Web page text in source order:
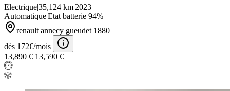
Electrique|35,124 km|2023
Automatique|Etat batterie 94%
renault annecy gueudet 1880
dès 172€/mois
13,890 € 13,590 €